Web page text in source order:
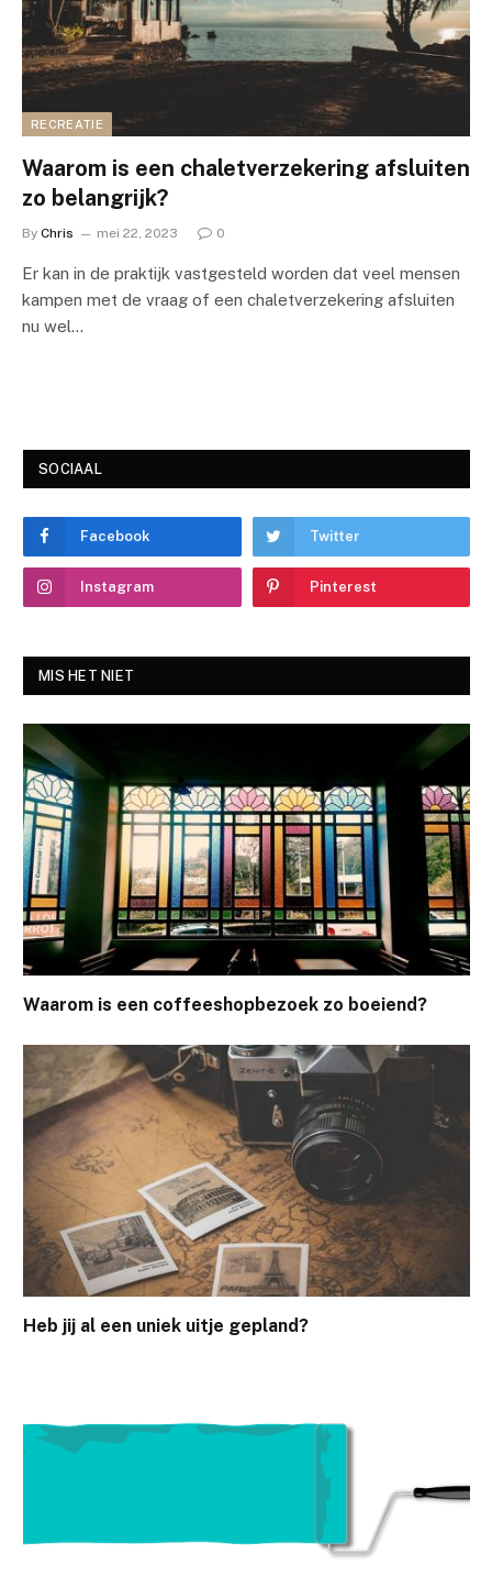
RECREATIE
Waarom is een chaletverzekering afsluiten
zo belangrijk?
By Chris mei 22, 2023 0
Er kan in de praktijk vastgesteld worden dat veel mensen
kampen met de vraag of een chaletverzekering afsluiten
nu wel…
SOCIAAL
Facebook Twitter
Instagram Pinterest
MIS HET NIET
Waarom is een coffeeshopbezoek zo boeiend?
Heb jij al een uniek uitje gepland?